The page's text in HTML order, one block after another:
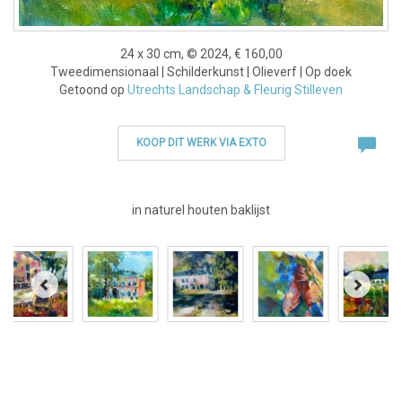
24 x 30 cm, © 2024, € 160,00
Tweedimensionaal | Schilderkunst | Olieverf | Op doek
Getoond op Utrechts Landschap & Fleurig Stilleven
KOOP DIT WERK VIA EXTO
in naturel houten baklijst